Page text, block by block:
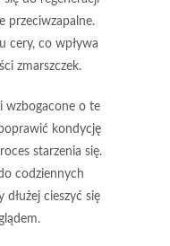
przeciwzapalne.
cery, co wpływa
zmarszczek.
wzbogacone o te
kondycję
starzenia się.
codziennych
dłużej cieszyć się